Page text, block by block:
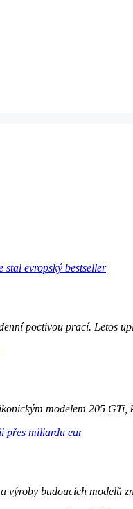
poctivou prací. Letos
modelem 205 GTi,
budoucích modelů